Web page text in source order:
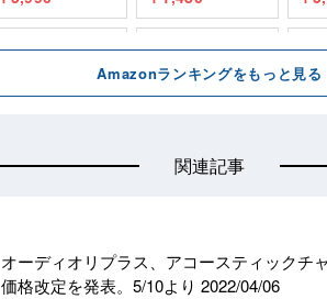
関連記事
オーディオリプラス、アコースティックチ
価格改定を発表。5/10より 2022/04/06